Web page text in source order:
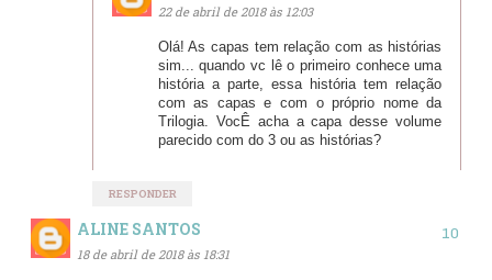
22 de abril de 2018 às 12:03
Olá! As capas tem relação com as histórias
sim... quando vc lê o primeiro conhece uma
história a parte, essa história tem relação
com as capas e com o próprio nome da
Trilogia. VocÊ acha a capa desse volume
parecido com do 3 ou as histórias?
RESPONDER
ALINE SANTOS
18 de abril de 2018 às 18:31